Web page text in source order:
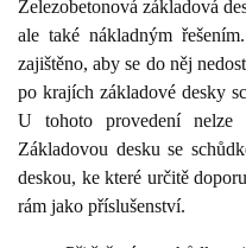
Železobetonová základová
ale také nákladným
zajištěno, aby se do něj
po krajích základové desky
U tohoto provedení nelze
Základovou desku se
deskou, ke které určitě
rám jako příslušenství.